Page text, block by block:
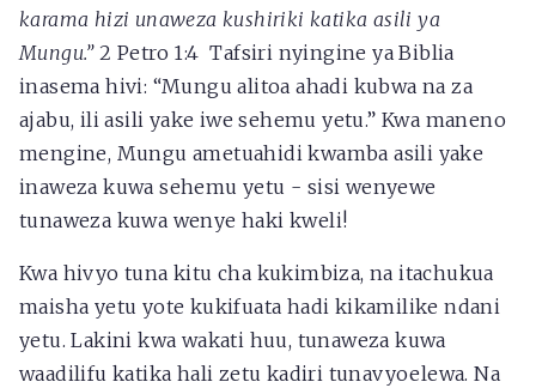
karama hizi unaweza kushiriki katika asili ya
Mungu.”2 Petro 1:4 Tafsiri nyingine ya Biblia
inasema hivi: “Mungu alitoa ahadi kubwa na za
ajabu, ili asili yake iwe sehemu yetu.” Kwa maneno
mengine, Mungu ametuahidi kwamba asili yake
inaweza kuwa sehemu yetu - sisi wenyewe
tunaweza kuwa wenye haki kweli!
Kwa hivyo tuna kitu cha kukimbiza, na itachukua
maisha yetu yote kukifuata hadi kikamilike ndani
yetu. Lakini kwa wakati huu, tunaweza kuwa
waadilifu katika hali zetu kadiri tunavyoelewa. Na